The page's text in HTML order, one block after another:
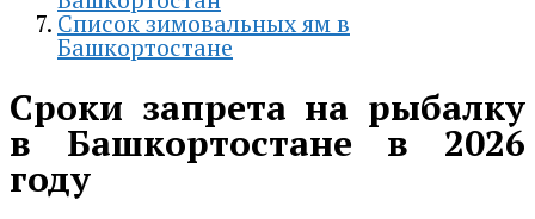
Список зимовальных ям в
Башкортостане
Сроки запрета на рыбалку
в Башкортостане в 2026
году